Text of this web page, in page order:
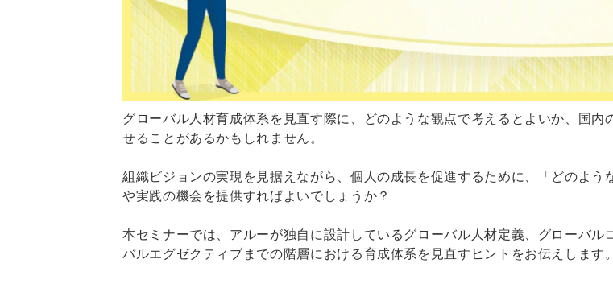
グローバル人材育成体系を見直す際に、どのような観点で考えるとよいか、国
せることがあるかもしれません。
組織ビジョンの実現を見据えながら、個人の成長を促進するために、「どのよ
や実践の機会を提供すればよいでしょうか？
本セミナーでは、アルーが独自に設計しているグローバル人材定義、グローバ
バルエグゼクティブまでの階層における育成体系を見直すヒントをお伝えします。